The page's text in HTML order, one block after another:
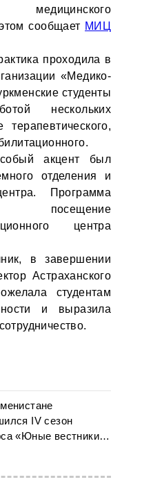
медицинского
сообщает МИЦ
проходила в
«Медико-
студенты
нескольких
акцент был
отделения и
Программа
посещение
центра
в завершении
Астраханского
студентам
и выразила
IV сезон
«Юные вестники